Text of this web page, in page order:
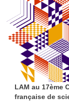
LAM au 17ème
française de